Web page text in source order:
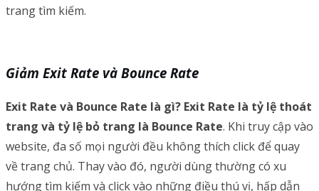
trang tìm kiếm.
Giảm Exit Rate và Bounce Rate
Exit Rate và Bounce Rate là gì? Exit Rate là tỷ lệ thoát
trang và tỷ lệ bỏ trang là Bounce Rate. Khi truy cập vào
website, đa số mọi người đều không thích click để quay
về trang chủ. Thay vào đó, người dùng thường có xu
hướng tìm kiếm và click vào những điều thú vị, hấp dẫn